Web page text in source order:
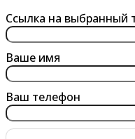
Арзамас
Армавир
Архангельск
Астрахань
Ачинск
Ссылка на выбранный
Ваше имя
Ваш телефон